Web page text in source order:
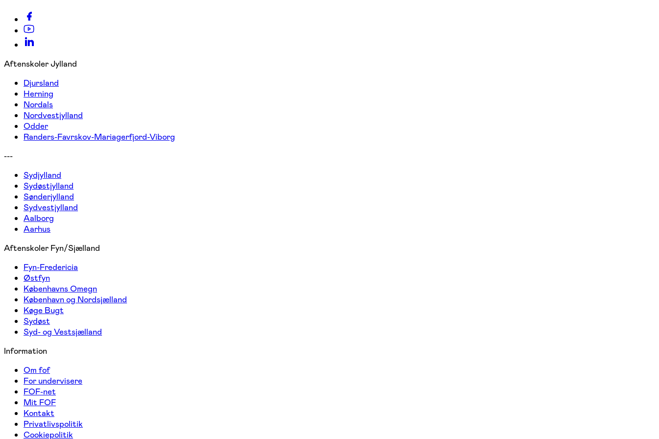
Aftenskoler Jylland
Djursland
Herning
Nordals
Nordvestjylland
Odder
Randers-Favrskov-Mariagerfjord-Viborg
---
Sydjylland
Sydøstjylland
Sønderjylland
Sydvestjylland
Aalborg
Aarhus
Aftenskoler Fyn/Sjælland
Fyn-Fredericia
Østfyn
Københavns Omegn
København og Nordsjælland
Køge Bugt
Sydøst
Syd- og Vestsjælland
Information
Om fof
For undervisere
FOF-net
Mit FOF
Kontakt
Privatlivspolitik
Cookiepolitik